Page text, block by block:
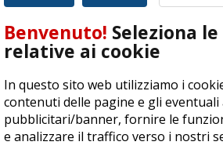
Benvenuto! Seleziona
relative ai cookie
In questo sito web utilizziamo i
contenuti delle pagine e gli eventuali
pubblicitari/banner, fornire le
e analizzare il traffico verso i nostri
ASD Let's Sport - Via T. Olivelli 3, 25014
04278030988
© Copyright 2015 | All Rights Reserved -